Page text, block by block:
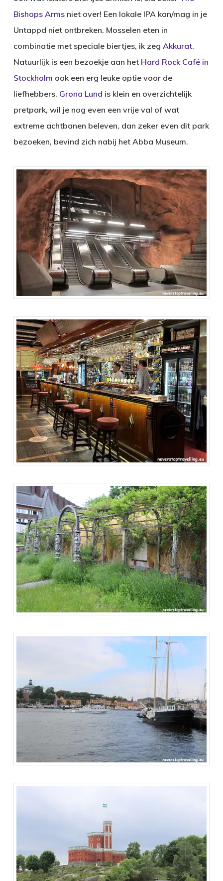
Bishops Armsniet over! Een lokale IPA kan/mag in je
Untappd niet ontbreken. Mosselen eten in
combinatie met speciale biertjes, ik zeg Akkurat.
Natuurlijk is een bezoekje aan het Hard Rock Café in
Stockholm ook een erg leuke optie voor de
liefhebbers. Grona Lund is klein en overzichtelijk
pretpark, wil je nog even een vrije val of wat
extreme achtbanen beleven, dan zeker even dit park
bezoeken, bevind zich nabij het Abba Museum.